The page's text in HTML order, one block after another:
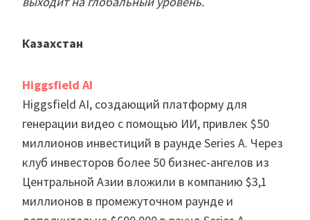
Казахстан
Higgsfield AI
Higgsfield AI, создающий платформу для
генерации видео с помощью ИИ, привлек $50
миллионов инвестиций в раунде Series A. Через
клуб инвесторов более 50 бизнес-ангелов из
Центральной Азии вложили в компанию $3,1
миллионов в промежуточном раунде и